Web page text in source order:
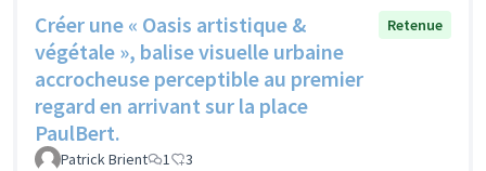
Créer une « Oasis artistique &
végétale », balise visuelle urbaine
accrocheuse perceptible au premier
regard en arrivant sur la place
PaulBert.
Retenue
Patrick Brient 1 3